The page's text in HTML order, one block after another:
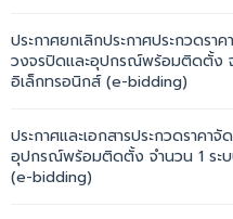
ประกาศยกเลิกประกาศประกวดร
วงจรปิดและอุปกรณ์พร้อมติดตั้ง จ
อิเล็กทรอนิกส์ (e-bidding)
ประกาศและเอกสารประกวดราคา
อุปกรณ์พร้อมติดตั้ง จำนวน 1 ระ
(e-bidding)